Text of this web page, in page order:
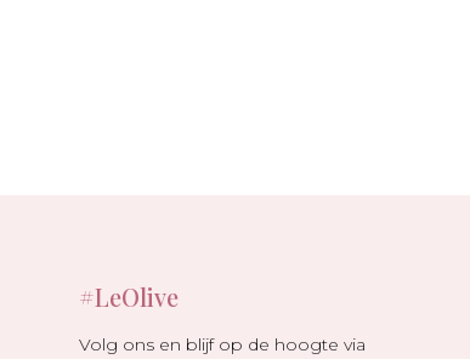
#LeOlive
Volg ons en blijf op de hoogte via